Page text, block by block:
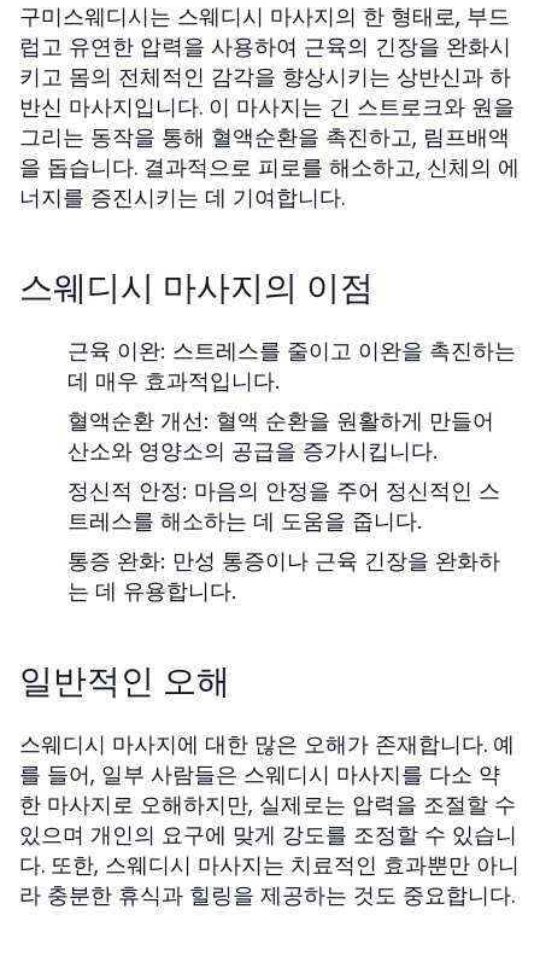
구미스웨디시는 스웨디시 마사지의 한 형태로, 부드
럽고 유연한 압력을 사용하여 근육의 긴장을 완화시
키고 몸의 전체적인 감각을 향상시키는 상반신과 하
반신 마사지입니다. 이 마사지는 긴 스트로크와 원을
그리는 동작을 통해 혈액순환을 촉진하고, 림프배액
을 돕습니다. 결과적으로 피로를 해소하고, 신체의 에
너지를 증진시키는 데 기여합니다.
스웨디시 마사지의 이점
근육 이완: 스트레스를 줄이고 이완을 촉진하는
데 매우 효과적입니다.
혈액순환 개선: 혈액 순환을 원활하게 만들어
산소와 영양소의 공급을 증가시킵니다.
정신적 안정: 마음의 안정을 주어 정신적인 스
트레스를 해소하는 데 도움을 줍니다.
통증 완화: 만성 통증이나 근육 긴장을 완화하
는 데 유용합니다.
일반적인 오해
스웨디시 마사지에 대한 많은 오해가 존재합니다. 예
를 들어, 일부 사람들은 스웨디시 마사지를 다소 약
한 마사지로 오해하지만, 실제로는 압력을 조절할 수
있으며 개인의 요구에 맞게 강도를 조정할 수 있습니
다. 또한, 스웨디시 마사지는 치료적인 효과뿐만 아니
라 충분한 휴식과 힐링을 제공하는 것도 중요합니다.